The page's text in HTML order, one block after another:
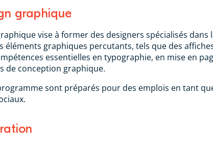
graphique
vise à former des designers spécialisés
éléments graphiques percutants, tels que des
essentielles en typographie, en mise en
de conception graphique.
sont préparés pour des emplois en tant